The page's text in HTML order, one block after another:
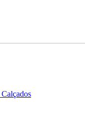
Calçados